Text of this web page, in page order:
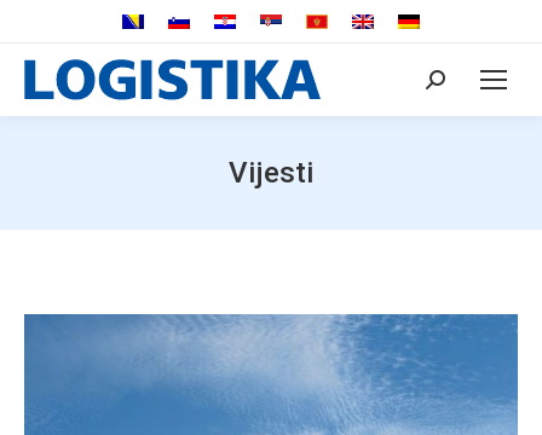
Search:
Vijesti